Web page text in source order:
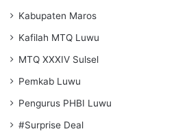
Kabupaten Maros
Kafilah MTQ Luwu
MTQ XXXIV Sulsel
Pemkab Luwu
Pengurus PHBI Luwu
#Surprise Deal